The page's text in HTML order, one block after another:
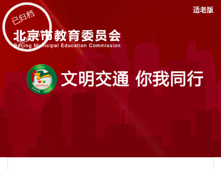
已归档
2025年8月
适老版